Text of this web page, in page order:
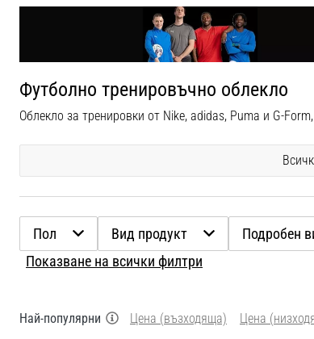
Футболно тренировъчно облекло
Облекло за тренировки от Nike, adidas, Puma и G-
Пол Вид продукт Подробен
Показване на всички филтри
Най-популярни Цена (възходяща) Цена